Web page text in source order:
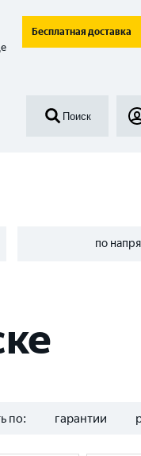
Бесплатная доставка
Поиск
по
по: гарантии